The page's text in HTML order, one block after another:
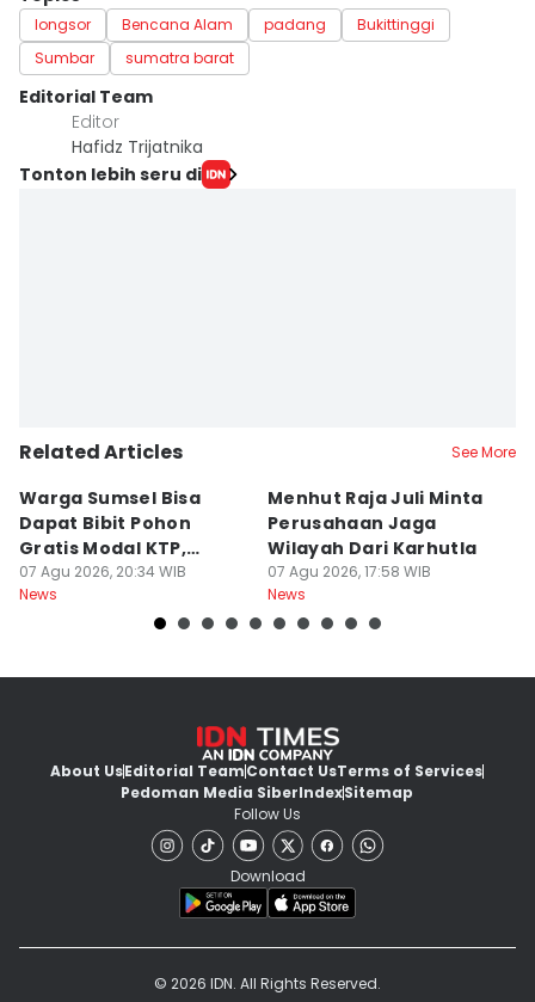
longsor Bencana Alam padang
Bukittinggi
Sumbar
sumatra barat
Editorial Team
Editor
Hafidz Trijatnika
Tonton lebih seru di
Related Articles See More
Warga Sumsel Bisa
Dapat Bibit Pohon
Gratis Modal KTP,
Menhut Beberkan
Caranya
07 Agu 2026, 20:34 WIB
News
Menhut Raja Juli Minta
Perusahaan Jaga
Wilayah Dari Karhutla
07 Agu 2026, 17:58 WIB
News
About UsEditorial TeamContact UsTerms of Services
Pedoman Media SiberIndexSitemap
Follow Us
Download
© 2026 IDN. All Rights Reserved.